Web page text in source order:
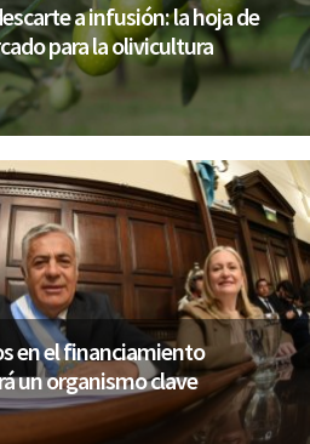
a infusión: la hoja de
para la olivicultura
en el financiamiento
un organismo clave